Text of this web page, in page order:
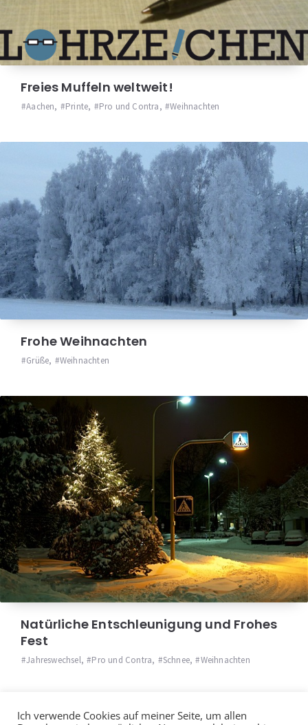
Freies Muffeln weltweit!
Aachen, Printe, Pro und Contra, Weihnachten
Frohe Weihnachten
Grüße, Weihnachten
Natürliche Entschleunigung und Frohes
Fest
Jahreswechsel, Pro und Contra, Schnee, Weihnachten
Ich verwende Cookies auf meiner Seite, um allen